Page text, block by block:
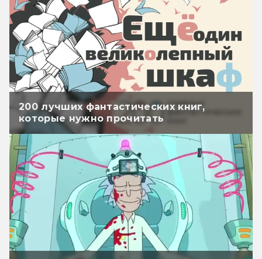
200 лучших фантастических книг,
которые нужно прочитать